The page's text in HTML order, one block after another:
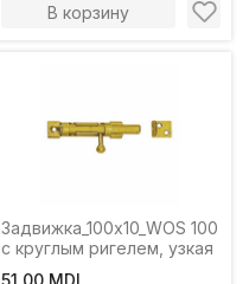
В корзину
Задвижка_100x10_WOS 100
с круглым ригелем, узкая
51,00 MDL